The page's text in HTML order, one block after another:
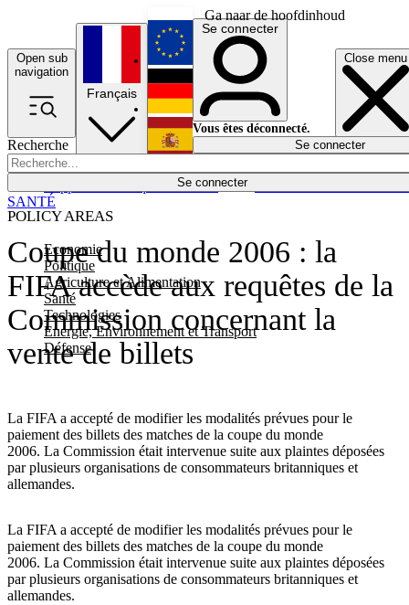
Ga naar de hoofdinhoud
Open sub
navigation
Close menu
Recherche
Se connecter
POLICY AREAS
Economie
Politique
Agriculture et Alimentation
Santé
Technologies
Energie, Environnement et Transport
Défense
Économie
Français
English
Deutsch
Español
Se connecter
Vous êtes déconnecté.
Se connecter
Coupe du monde 2006 : la
FIFA accède aux requêtes de la
Commission concernant la
vente de billets
La FIFA a accepté de modifier les modalités prévues pour le
paiement des billets des matches de la coupe du monde
2006. La Commission était intervenue suite aux plaintes déposées
par plusieurs organisations de consommateurs britanniques et
allemandes.
SANTÉ
La FIFA a accepté de modifier les modalités prévues pour le
paiement des billets des matches de la coupe du monde
2006. La Commission était intervenue suite aux plaintes déposées
par plusieurs organisations de consommateurs britanniques et
allemandes.